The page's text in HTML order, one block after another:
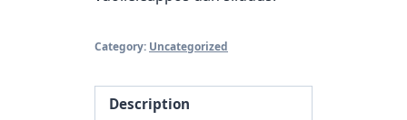
Category: Uncategorized
Description